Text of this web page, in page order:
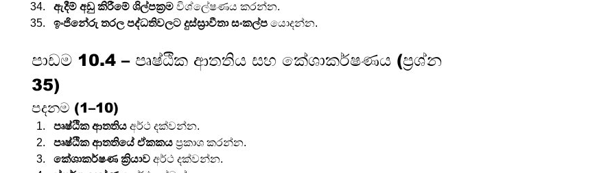
ඇදීම් අඩු කිරීමේ ශිල්පක්‍රම විශ්ලේෂණය කරන්න.
ඉංජිනේරු තරල පද්ධතිවලට දුස්ස්‍රාවීතා සංකල්ප යොදන්න.
පාඩම 10.4 – පෘෂ්ඨික ආතතිය සහ කේශාකර්ෂණය (ප්‍රශ්න
35)
පදනම (1–10)
පෘෂ්ඨික ආතතිය අර්ථ දක්වන්න.
පෘෂ්ඨික ආතතියේ ඒකකය ප්‍රකාශ කරන්න.
කේශාකර්ෂණ ක්‍රියාව අර්ථ දක්වන්න.